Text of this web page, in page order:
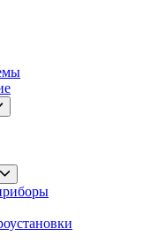
Show
sub
sub
menu